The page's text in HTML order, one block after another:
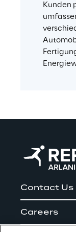
Kunden
Contact Us
Careers